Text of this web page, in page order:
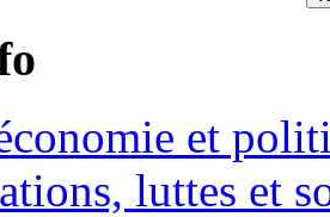
et
luttes et